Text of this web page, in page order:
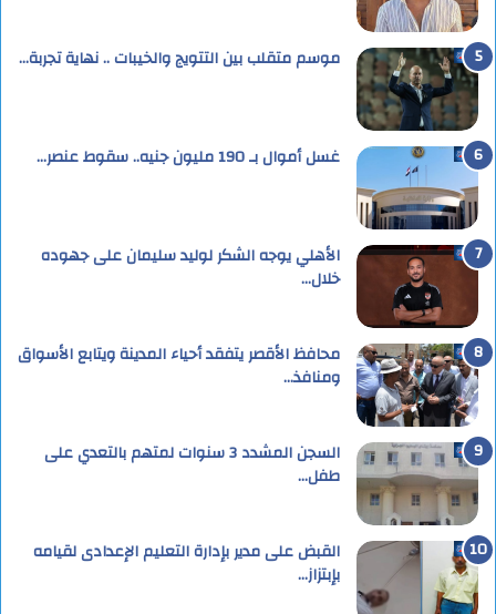
موسم متقلب بين التتويج والخيبات .. نهاية تجربة…
غسل أموال بـ 190 مليون جنيه.. سقوط عنصر…
الأهلي يوجه الشكر لوليد سليمان على جهوده
خلال…
محافظ الأقصر يتفقد أحياء المدينة ويتابع الأسواق
ومنافذ…
السجن المشدد 3 سنوات لمتهم بالتعدي على
طفل…
القبض على مدير بإدارة التعليم الإعدادى لقيامه
بإبتزاز…